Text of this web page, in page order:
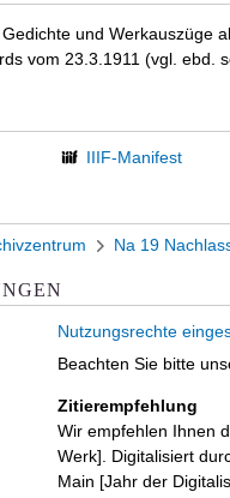
und Werkauszüge
vom 23.3.1911 (vgl. ebd.
IIIF-Manifest
Na 19
Nutzungsrechte
Beachten Sie bitte
Zitierempfehlung
Wir empfehlen Ihnen
Werk]. Digitalisiert
Main [Jahr der